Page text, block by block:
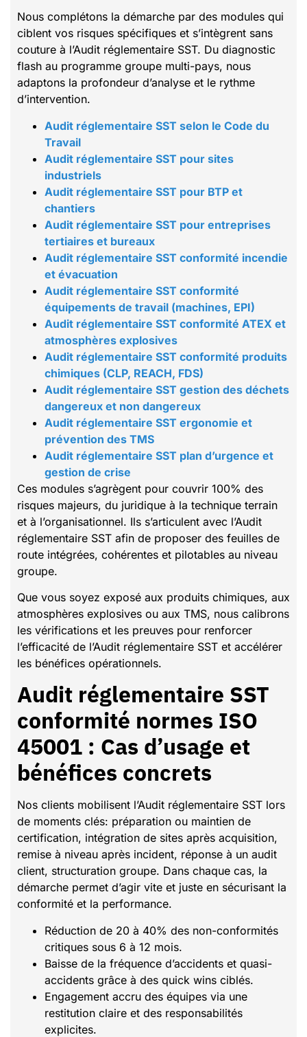
Nous complétons la démarche par des modules qui
ciblent vos risques spécifiques et s’intègrent sans
couture à l’Audit réglementaire SST. Du diagnostic
flash au programme groupe multi-pays, nous
adaptons la profondeur d’analyse et le rythme
d’intervention.
Audit réglementaire SST selon le Code du
Travail
Audit réglementaire SST pour sites
industriels
Audit réglementaire SST pour BTP et
chantiers
Audit réglementaire SST pour entreprises
tertiaires et bureaux
Audit réglementaire SST conformité incendie
et évacuation
Audit réglementaire SST conformité
équipements de travail (machines, EPI)
Audit réglementaire SST conformité ATEX et
atmosphères explosives
Audit réglementaire SST conformité produits
chimiques (CLP, REACH, FDS)
Audit réglementaire SST gestion des déchets
dangereux et non dangereux
Audit réglementaire SST ergonomie et
prévention des TMS
Audit réglementaire SST plan d’urgence et
gestion de crise
Ces modules s’agrègent pour couvrir 100% des
risques majeurs, du juridique à la technique terrain
et à l’organisationnel. Ils s’articulent avec l’Audit
réglementaire SST afin de proposer des feuilles de
route intégrées, cohérentes et pilotables au niveau
groupe.
Que vous soyez exposé aux produits chimiques, aux
atmosphères explosives ou aux TMS, nous calibrons
les vérifications et les preuves pour renforcer
l’efficacité de l’Audit réglementaire SST et accélérer
les bénéfices opérationnels.
Audit réglementaire SST
conformité normes ISO
45001 : Cas d’usage et
bénéfices concrets
Nos clients mobilisent l’Audit réglementaire SST lors
de moments clés: préparation ou maintien de
certification, intégration de sites après acquisition,
remise à niveau après incident, réponse à un audit
client, structuration groupe. Dans chaque cas, la
démarche permet d’agir vite et juste en sécurisant la
conformité et la performance.
Réduction de 20 à 40% des non-conformités
critiques sous 6 à 12 mois.
Baisse de la fréquence d’accidents et quasi-
accidents grâce à des quick wins ciblés.
Engagement accru des équipes via une
restitution claire et des responsabilités
explicites.